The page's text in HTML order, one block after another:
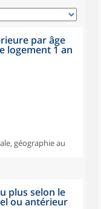
par âge
logement 1 an
géographie au
plus selon le
ou antérieur